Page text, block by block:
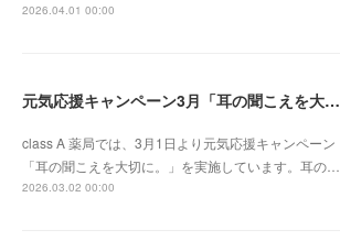
2026.04.01 00:00
元気応援キャンペーン3月「耳の聞こえを大切に。」
class A 薬局では、3月1日より元気応援キャンペーン
「耳の聞こえを大切に。」を実施しています。耳の…
2026.03.02 00:00